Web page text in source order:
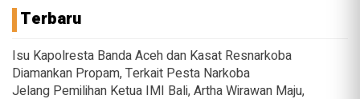
Terbaru
Isu Kapolresta Banda Aceh dan Kasat Resnarkoba
Diamankan Propam, Terkait Pesta Narkoba
Jelang Pemilihan Ketua IMI Bali, Artha Wirawan Maju,